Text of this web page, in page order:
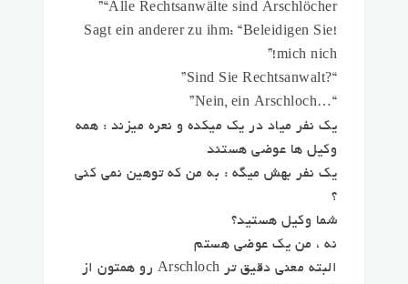
“Alle Rechtsanwälte sind Arschlöcher”
!Sagt ein anderer zu ihm: “Beleidigen Sie
mich nich!”
“?Sind Sie Rechtsanwalt”
“…Nein, ein Arschloch”
یک نفر میاد در یک میکده و نعره میزند : همه
وکیل ها عوضی هستند
یک نفر بهش میگه : به من که توهین نمی کنی
؟
شما وکیل هستید؟
نه ، من یک عوضی هستم
البته معنی دقیق تر Arschloch رو همتون از